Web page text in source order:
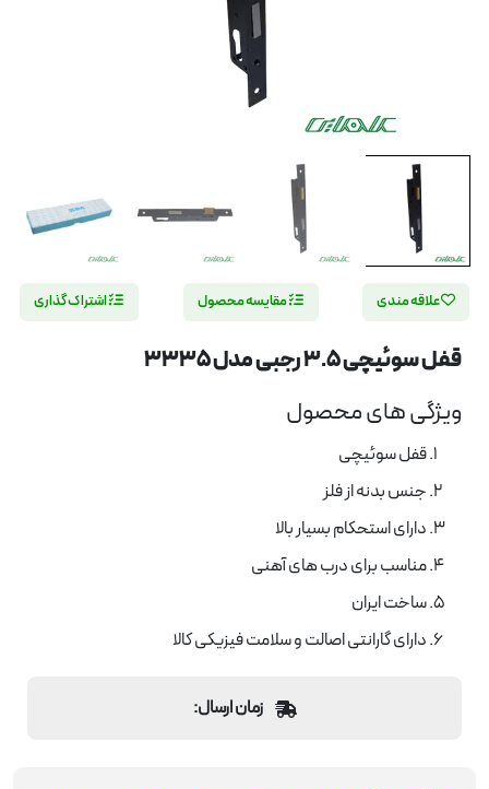
علاقه مندی مقایسه محصول اشتراک گذاری
قفل سوئیچی 3.5 رجبی مدل 3335
ویژگی های محصول
قفل سوئیچی
جنس بدنه از فلز
دارای استحکام بسیار بالا
مناسب برای درب های آهنی
ساخت ایران
دارای گارانتی اصالت و سلامت فیزیکی کالا
زمان ارسال: